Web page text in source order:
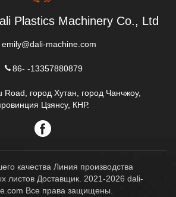
Plastics Machinery Co., Ltd
emily@dali-machine.com
86- -13357880879
Road, город Хутан, город Чанчжоу,
Цзянсу, КНР.
качества Линия производства
листов Доставщик. 2021-2026 dali-
Все права защищены.